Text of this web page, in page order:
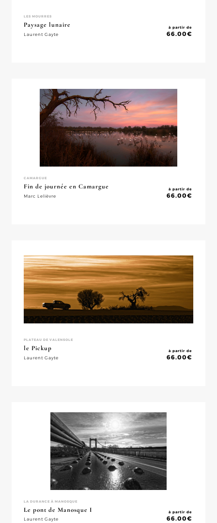
LES MOURRES
Paysage lunaire
Laurent Gayte
à partir de
66.00€
CAMARGUE
Fin de journée en Camargue
Marc Lelièvre
à partir de
66.00€
PLATEAU DE VALENSOLE
le Pickup
Laurent Gayte
à partir de
66.00€
LA DURANCE À MANOSQUE
Le pont de Manosque I
Laurent Gayte
à partir de
66.00€